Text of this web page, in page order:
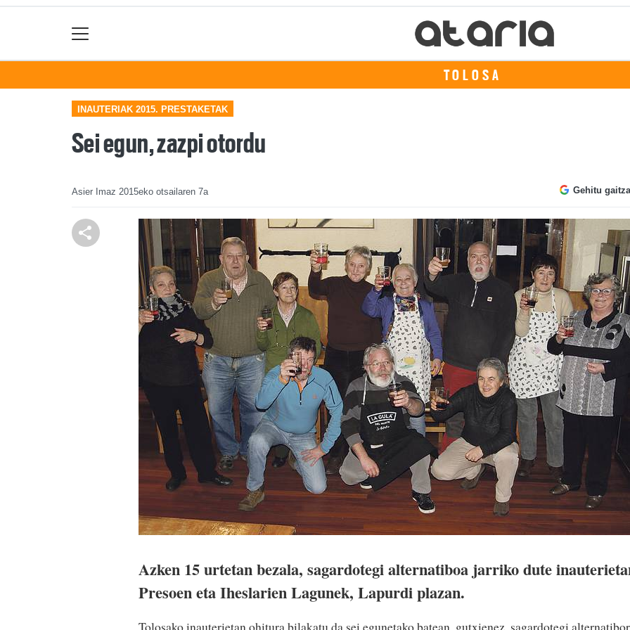
TOLOSA
INAUTERIAK 2015. PRESTAKETAK
Sei egun, zazpi otordu
Asier Imaz 2015eko otsailaren 7a Gehitu
Azken 15 urtetan bezala, sagardotegi alternatiboa jarriko dute
Presoen eta Iheslarien Lagunek, Lapurdi plazan.
Tolosako inauterietan ohitura bilakatu da sei egunetako batean, gutxienez, sagardotegi